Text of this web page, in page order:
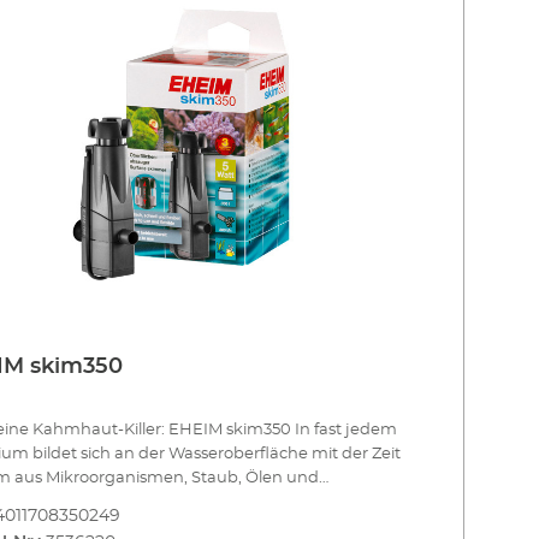
skim350
Kahmhaut-Killer: EHEIM skim350 In fast jedem
bildet sich an der Wasseroberfläche mit der Zeit
aus Mikroorganismen, Staub, Ölen und
beseitigen Sie zuverlässig diese